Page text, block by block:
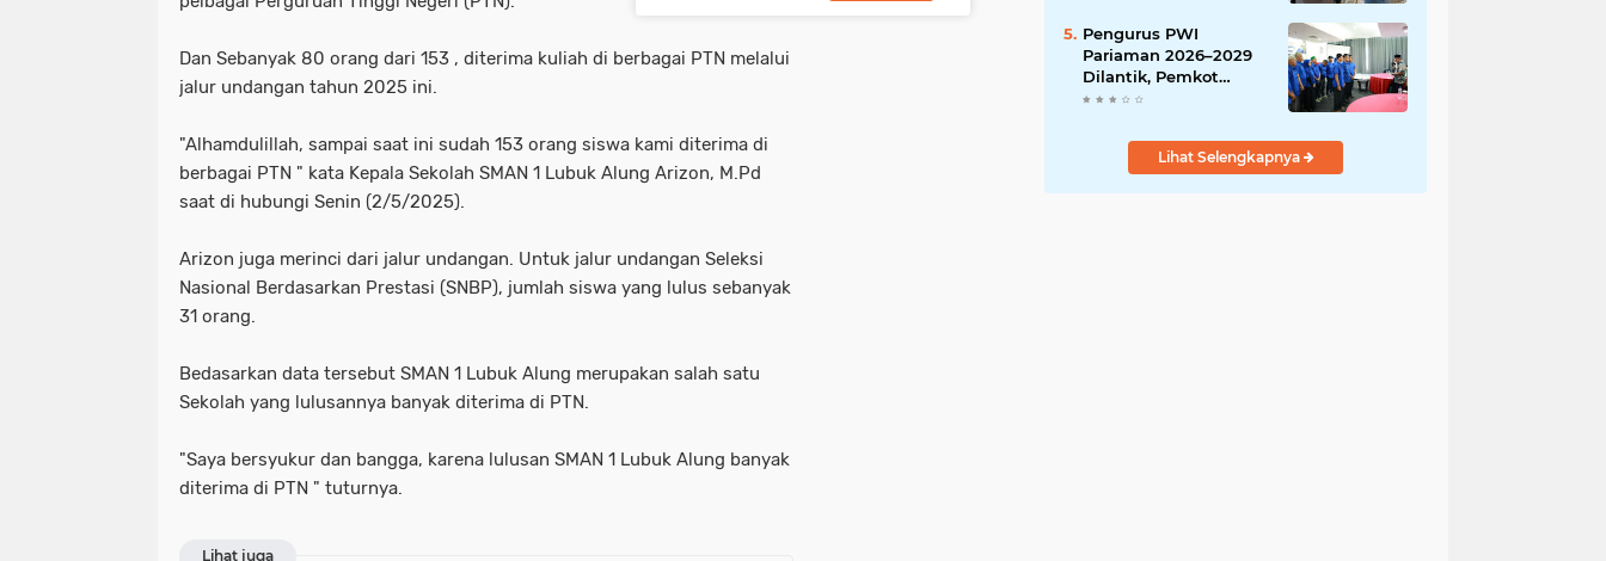
Dan Sebanyak 80 orang dari 153 , diterima kuliah di berbagai PTN melalui
jalur undangan tahun 2025 ini.
"Alhamdulillah, sampai saat ini sudah 153 orang siswa kami diterima di
berbagai PTN " kata Kepala Sekolah SMAN 1 Lubuk Alung Arizon, M.Pd
saat di hubungi Senin (2/5/2025).
Arizon juga merinci dari jalur undangan. Untuk jalur undangan Seleksi
Nasional Berdasarkan Prestasi (SNBP), jumlah siswa yang lulus sebanyak
31 orang.
Bedasarkan data tersebut SMAN 1 Lubuk Alung merupakan salah satu
Sekolah yang lulusannya banyak diterima di PTN.
"Saya bersyukur dan bangga, karena lulusan SMAN 1 Lubuk Alung banyak
diterima di PTN " tuturnya.
Lihat juga
Pengurus PWI
Pariaman 2026–2029
Dilantik, Pemkot
Tekankan Sinergi dan
Lihat Selengkapnya